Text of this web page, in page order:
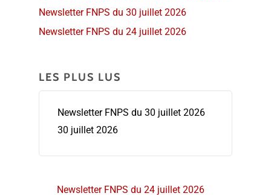
Newsletter FNPS du 30 juillet 2026
Newsletter FNPS du 24 juillet 2026
LES PLUS LUS
Newsletter FNPS du 30 juillet 2026
30 juillet 2026
Newsletter FNPS du 24 juillet 2026